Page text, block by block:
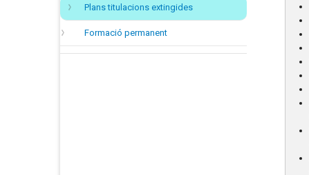
Plans titulacions extingides
Formació permanent